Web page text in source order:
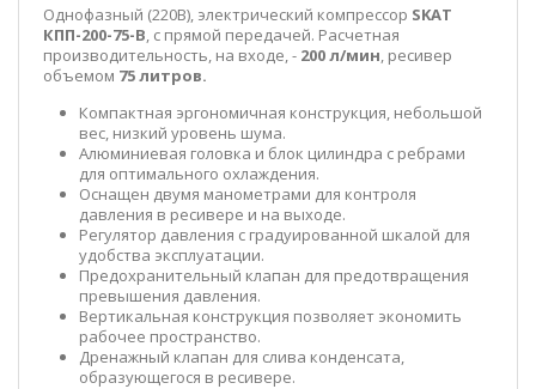
Однофазный (220В), электрический компрессор SKAT
КПП-200-75-В, с прямой передачей. Расчетная
производительность, на входе, - 200 л/мин, ресивер
объемом 75 литров.
Компактная эргономичная конструкция, небольшой
вес, низкий уровень шума.
Алюминиевая головка и блок цилиндра с ребрами
для оптимального охлаждения.
Оснащен двумя манометрами для контроля
давления в ресивере и на выходе.
Регулятор давления с градуированной шкалой для
удобства эксплуатации.
Предохранительный клапан для предотвращения
превышения давления.
Вертикальная конструкция позволяет экономить
рабочее пространство.
Дренажный клапан для слива конденсата,
образующегося в ресивере.